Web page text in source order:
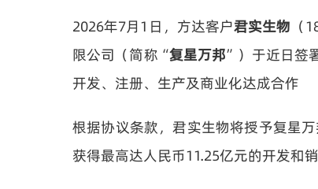
2026年7月1日，方达客户君实生物 （
限公司（简称“复星万邦”）于近日签
开发、注册、生产及商业化达成合作
根据协议条款，君实生物将授予复星
获得最高达人民币11.25亿元的开发和